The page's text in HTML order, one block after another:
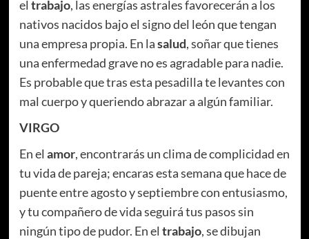
el trabajo, las energías astrales favorecerán a los
nativos nacidos bajo el signo del león que tengan
una empresa propia. En lasalud, soñar que tienes
una enfermedad grave no es agradable para nadie.
Es probable que tras esta pesadilla te levantes con
mal cuerpo y queriendo abrazar a algún familiar.
VIRGO
En el amor, encontrarás un clima de complicidad en
tu vida de pareja; encaras esta semana que hace de
puente entre agosto y septiembre con entusiasmo,
y tu compañero de vida seguirá tus pasos sin
ningún tipo de pudor. En el trabajo, se dibujan